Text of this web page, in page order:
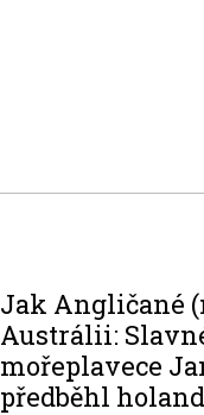
Jak Angličané
Austrálii:
mořeplavece
předběhl